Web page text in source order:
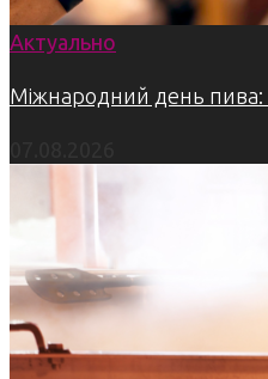
Актуально
Міжнародний день пива: